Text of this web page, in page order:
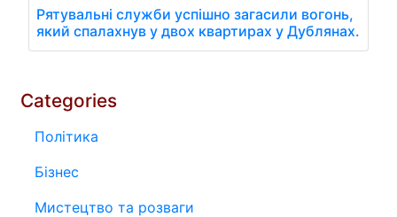
Рятувальні служби успішно загасили вогонь,
який спалахнув у двох квартирах у Дублянах.
Categories
Політика
Бізнес
Мистецтво та розваги